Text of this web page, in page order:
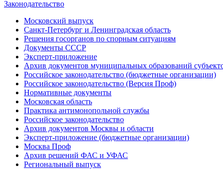
Законодательство
Московский выпуск
Санкт-Петербург и Ленинградская область
Решения госорганов по спорным ситуациям
Документы СССР
Эксперт-приложение
Архив документов муниципальных образований
Российское законодательство (бюджетные организации)
Российское законодательство (Версия Проф)
Нормативные документы
Московская область
Практика антимонопольной службы
Российское законодательство
Архив документов Москвы и области
Эксперт-приложение (бюджетные организации)
Москва Проф
Архив решений ФАС и УФАС
Региональный выпуск